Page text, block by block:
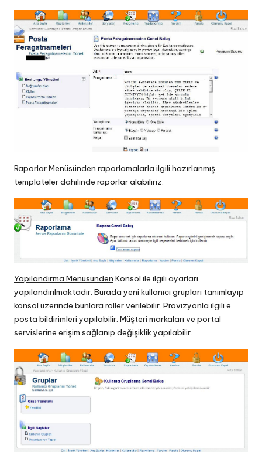
Raporlar Menüsünden raporlamalarla ilgili hazırlanmış
templateler dahilinde raporlar alabiliriz.
Yapılandırma Menüsünden Konsol ile ilgili ayarları
yapılandırılmaktadır. Burada yeni kullanıcı grupları tanımlayıp
konsol üzerinde bunlara roller verilebilir. Provizyonla ilgili e
posta bildirimleri yapılabilir. Müşteri markaları ve portal
servislerine erişim sağlanıp değişiklik yapılabilir.